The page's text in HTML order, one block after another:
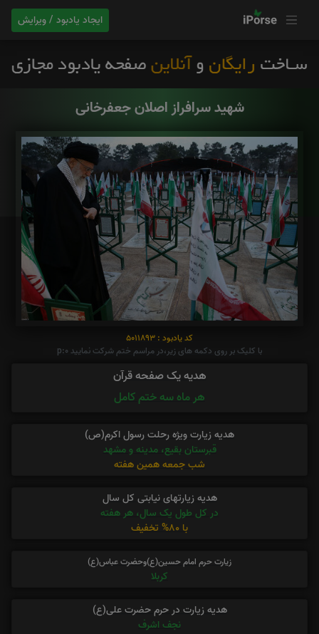
ایجاد یادبود / ویرایش
شهید سرافراز اصلان جعفرخانی
کد یادبود : 5011893
با کلیک بر روی دکمه های زیر،در مراسم ختم شرکت نمایید p:0
هدیه یک صفحه قرآن
هر ماه سه ختم کامل
هدیه زیارت ویژه رحلت رسول اکرم(ص)
قبرستان بقیع، مدینه و مشهد
شب جمعه همین هفته
هدیه زیارتهای نیابتی کل سال
در کل طول یک سال، هر هفته
با 80% تخفیف
زیارت حرم امام حسین(ع)وحضرت عباس(ع)
کربلا
هدیه زیارت در حرم حضرت علی(ع)
نجف اشرف